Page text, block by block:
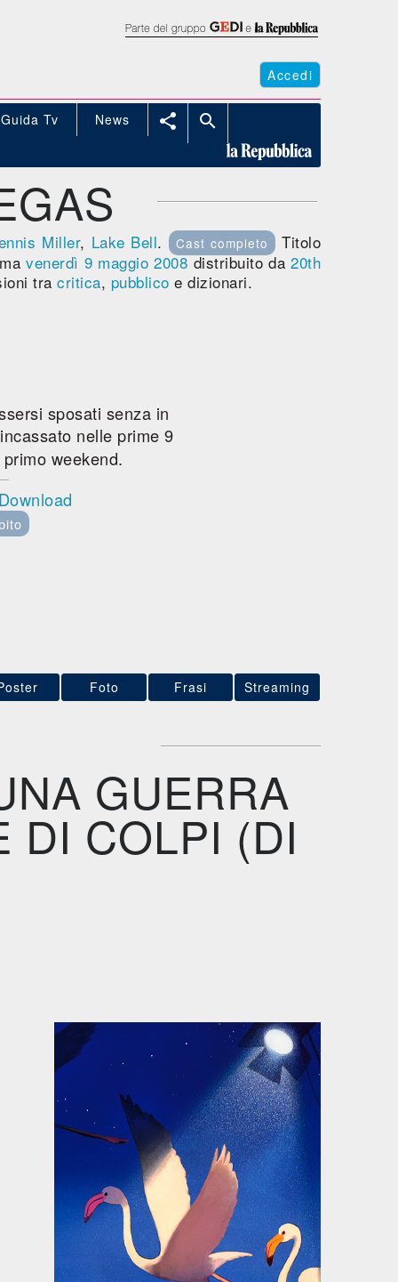
Accedi
Guida Tv News  
Miller, Lake Bell. Cast completo
Titolo
venerdì 9 maggio 2008distribuito da20th
tra critica, pubblico e dizionari.
sposati senza in
nelle prime 9
weekend.
Foto Frasi Streaming
GUERRA
DI COLPI (DI